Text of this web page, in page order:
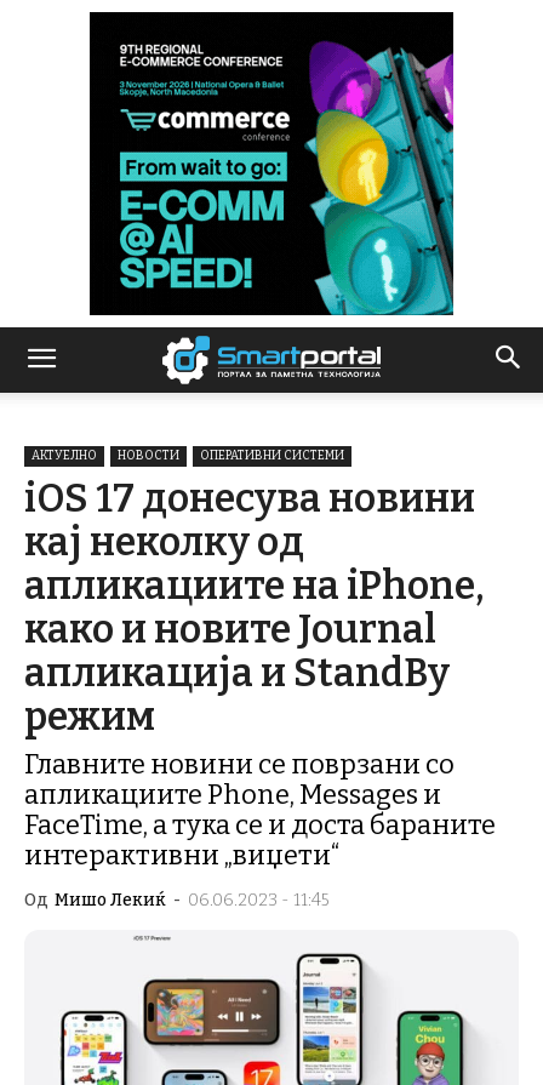
АКТУЕЛНО НОВОСТИ ОПЕРАТИВНИ СИСТЕМИ
iOS 17 донесува новини
кај неколку од
апликациите на iPhone,
како и новите Journal
апликација и StandBy
режим
Главните новини се поврзани со
апликациите Phone, Messages и
FaceTime, а тука се и доста бараните
интерактивни „виџети“
Од Мишо Лекиќ - 06.06.2023 - 11:45